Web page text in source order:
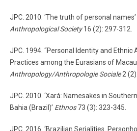
JPC. 2010. ‘The truth of personal names’
Anthropological Society16 (2): 297-312.
JPC. 1994. “Personal Identity and Ethnic
Practices among the Eurasians of
Anthropology/Anthropologie Sociale2
JPC. 2010. ‘Xará: Namesakes in
Bahia (Brazil)’ Ethnos73 (3): 323-345.
JPC. 2016. ‘Brazilian Serialities.